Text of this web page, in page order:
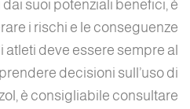
suoi potenziali benefici, è
i rischi e le conseguenze
atleti deve essere sempre al
decisioni sull’uso di
è consigliabile consultare